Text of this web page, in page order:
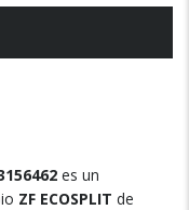
es un
ZF ECOSPLIT de